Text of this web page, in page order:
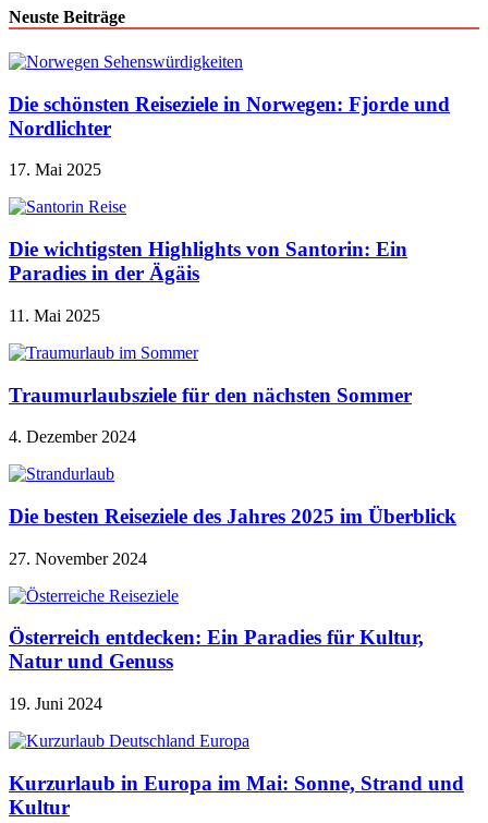
Neuste Beiträge
Die schönsten Reiseziele in Norwegen: Fjorde und
Nordlichter
17. Mai 2025
Die wichtigsten Highlights von Santorin: Ein
Paradies in der Ägäis
11. Mai 2025
Traumurlaubsziele für den nächsten Sommer
4. Dezember 2024
Die besten Reiseziele des Jahres 2025 im Überblick
27. November 2024
Österreich entdecken: Ein Paradies für Kultur,
Natur und Genuss
19. Juni 2024
Kurzurlaub in Europa im Mai: Sonne, Strand und
Kultur